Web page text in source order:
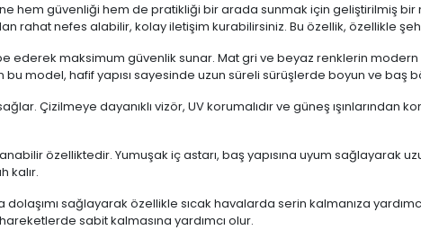
hem güvenliği hem de pratikliği bir arada sunmak için geliştirilmiş
rahat nefes alabilir, kolay iletişim kurabilirsiniz. Bu özellik, özellikle
ederek maksimum güvenlik sunar. Mat gri ve beyaz renklerin
bu model, hafif yapısı sayesinde uzun süreli sürüşlerde boyun ve
Çizilmeye dayanıklı vizör, UV korumalıdır ve güneş ışınlarından
özelliktedir. Yumuşak iç astarı, baş yapısına uyum sağlayarak
kalır.
sağlayarak özellikle sıcak havalarda serin kalmanıza yardımcı
sabit kalmasına yardımcı olur.